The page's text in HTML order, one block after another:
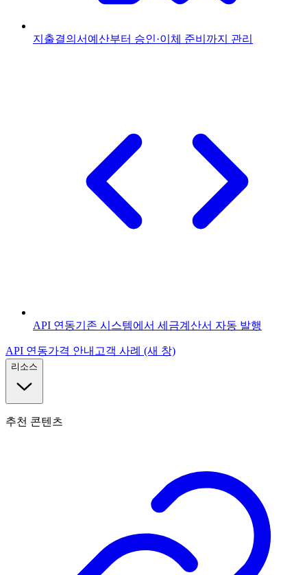
지출결의서 예산부터 승인·이체 준비까지 관리
API 연동기존 시스템에서 세금계산서 자동 발행
API 연동가격 안내 고객 사례 (새 창)
리소스
추천 콘텐츠